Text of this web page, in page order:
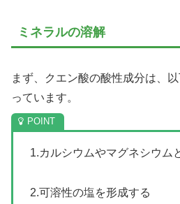
ミネラルの溶解
まず、クエン酸の酸性成分は、
っています。
1.カルシウムやマグネシウム
2.可溶性の塩を形成する